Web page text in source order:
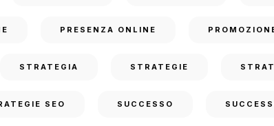
PRESENZA ONLINE
STRATEGIA STRATEGIE
SEO SUCCESSO